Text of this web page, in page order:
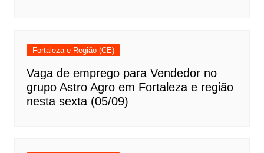
Fortaleza e Região (CE)
Vaga de emprego para Vendedor no
grupo Astro Agro em Fortaleza e região
nesta sexta (05/09)